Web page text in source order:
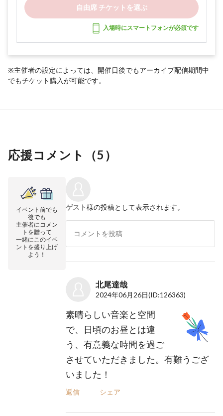
自由席 チケットを選ぶ
入場時にスマートフォンが必須です
※主催者の設定によっては、開催日後でもアーカイブ配信期間中
でもチケット購入が可能です。
応援コメント（5 ）
イベント前でも
後でも
主催者にコメン
トを贈って
一緒にこのイベ
ントを盛り上げ
よう！
ゲスト様の投稿として表示されます。
北尾達哉
2024年06月26日(ID:126363)
素晴らしい音楽と空間
で、日頃のお昼とは違
う、有意義な時間を過ご
させていただきました。有難うござ
いました！
返信 シェア